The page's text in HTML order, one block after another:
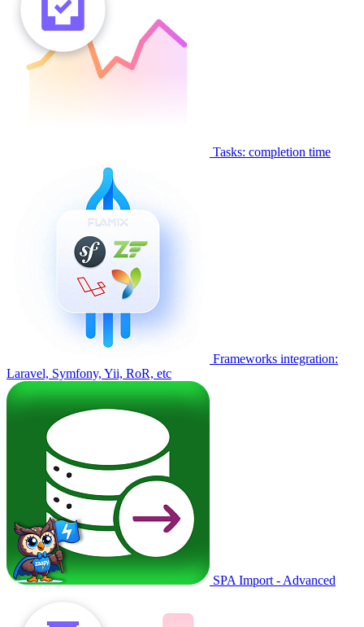
Tasks: completion time
Frameworks integration:
Laravel, Symfony, Yii, RoR, etc
SPA Import - Advanced